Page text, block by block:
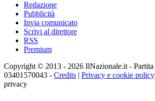
Redazione
Pubblicità
Invia comunicato
Scrivi al direttore
RSS
Premium
Copyright © 2013 - 2026 IlNazionale.it -
03401570043 - Credits | Privacy e cookie policy
privacy